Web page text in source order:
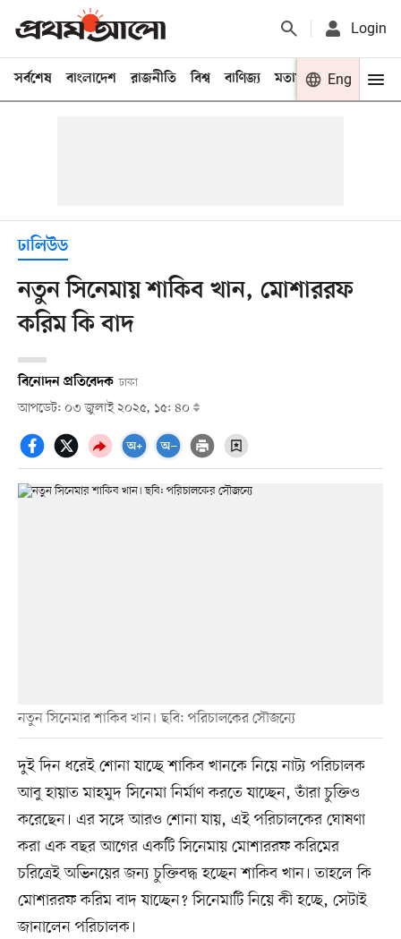
Login
সর্বশেষ বাংলাদেশ রাজনীতি বিশ্ব বাণিজ্য মতামত খেলা
Eng
ঢালিউড
নতুন সিনেমায় শাকিব খান, মোশাররফ
করিম কি বাদ
বিনোদন প্রতিবেদক ঢাকা
আপডেট: ০৩ জুলাই ২০২৫, ১৫: ৪০
নতুন সিনেমার শাকিব খান। ছবি: পরিচালকের সৌজন্যে
দুই দিন ধরেই শোনা যাচ্ছে শাকিব খানকে নিয়ে নাট্য পরিচালক
আবু হায়াত মাহমুদ সিনেমা নির্মাণ করতে যাচ্ছেন, তাঁরা চুক্তিও
করেছেন। এর সঙ্গে আরও শোনা যায়, এই পরিচালকের ঘোষণা
করা এক বছর আগের একটি সিনেমায় মোশাররফ করিমের
চরিত্রেই অভিনয়ের জন্য চুক্তিবদ্ধ হচ্ছেন শাকিব খান। তাহলে কি
মোশাররফ করিম বাদ যাচ্ছেন? সিনেমাটি নিয়ে কী হচ্ছে, সেটাই
জানালেন পরিচালক।